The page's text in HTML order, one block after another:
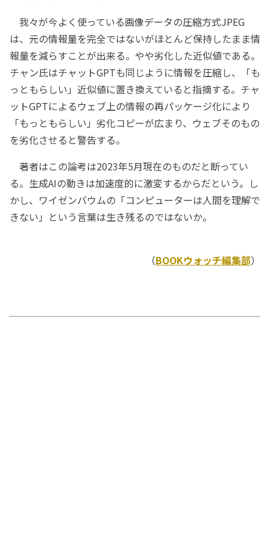
我々が今よく使っている画像データの圧縮方式JPEG
は、元の情報量を完全ではないがほとんど保持したまま情
報量を減らすことが出来る。やや劣化した近似値である。
チャン氏はチャットGPTも同じように情報を圧縮し、「も
っともらしい」近似値に置き換えていると指摘する。チャ
ットGPTによるウェブ上の情報の再パッケージ化により
「もっともらしい」劣化コピーが広まり、ウェブそのもの
を劣化させると警告する。
著者はこの論考は2023年5月現在のものだと断ってい
る。生成AIの動きは加速度的に激変するからだという。し
かし、ワイゼンバウムの「コンピューターは人間を理解で
きない」という言葉は生き残るのではないか。
（BOOKウォッチ編集部）